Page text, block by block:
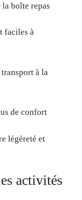
boîte repas
faciles à
à la
de confort
légèreté et
activités